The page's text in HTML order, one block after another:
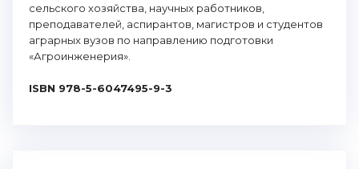
сельского хозяйства, научных работников,
преподавателей, аспирантов, магистров и студентов
аграрных вузов по направлению подготовки
«Агроинженерия».
ISBN 978-5-6047495-9-3